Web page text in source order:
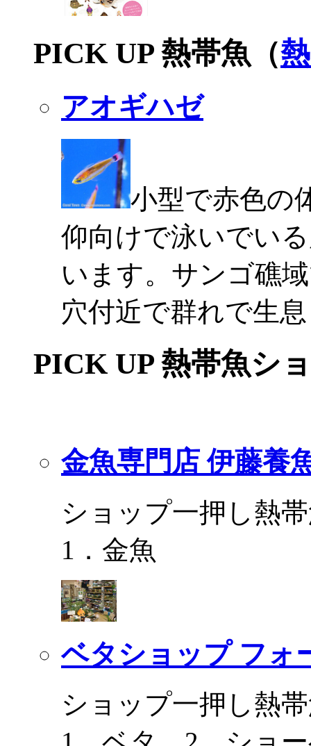
PICK UP 熱帯魚（
アオギハゼ
小型で赤色の
仰向けで泳いでい
います。サンゴ礁
穴付近で群れで生
PICK UP 熱帯魚シ
金魚専門店 伊藤養
ショップ一押し熱
1．金魚
ベタショップ フォ
ショップ一押し熱